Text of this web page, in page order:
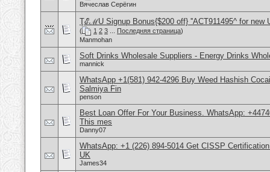
Вячеслав Серёгин
ŢℰℳU Signup Bonus{$200 off} ''ACT911495^ for new
( 1 2 3 Последняя страница)
Manmohan
Soft Drinks Wholesale Suppliers - Energy Drinks
mannick
WhatsApp +1(581) 942-4296 Buy Weed Hashish
Salmiya Fin
penson
Best Loan Offer For Your Business. WhatsApp:
This mes
Danny07
WhatsApp: +1 (226) 894-5014​ Get CISSP
UK
James34